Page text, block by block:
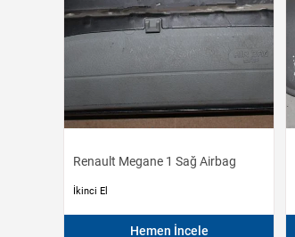
Renault Megane 1 Sağ Airbag
İkinci El
Hemen İncele